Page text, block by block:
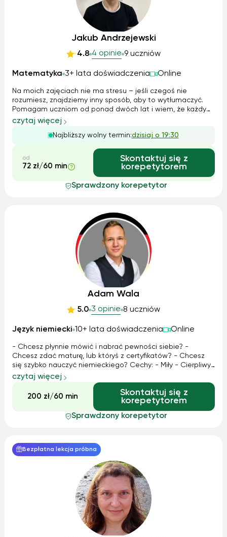
Jakub Andrzejewski
4.8 4 opinie 9 uczniów
Matematyka 3+ lata doświadczenia Online
Na moich zajęciach nie ma stresu – jeśli czegoś nie
rozumiesz, znajdziemy inny sposób, aby to wytłumaczyć.
Pomagam uczniom od ponad dwóch lat i wiem, że każdy
ma inny sposób przyswajania wiedzy. Stawiam na
cierpliwość i logiczne podejście do problemów. Dzięki temu
nauka staje się łatwiejsza, a efekt...
czytaj więcej
Najbliższy wolny termin:dzisiaj o 19:30
od
72 zł/60 min
Skontaktuj się z
korepetytorem
Sprawdzony korepetytor
Adam Wala
5.0 3 opinie 8 uczniów
Język niemiecki 10+ lata doświadczenia Online
- Chcesz płynnie mówić i nabrać pewności siebie? -
Chcesz zdać maturę, lub któryś z certyfikatów? - Chcesz
się szybko nauczyć niemieckiego? Cechy: - Miły - Cierpliwy
- Empatyczny Umiejętności: - Cały zakres niemieckiego -
nauczania. Jestem autore...
czytaj więcej
200 zł/60 min
Skontaktuj się z
korepetytorem
Sprawdzony korepetytor
Bezpłatna lekcja próbna